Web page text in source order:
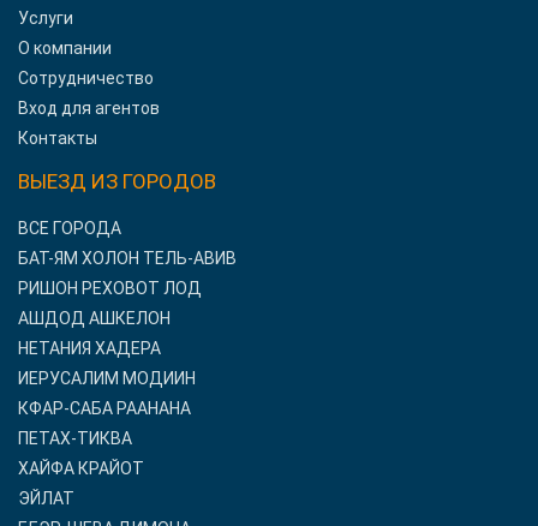
Услуги
О компании
Сотрудничество
Вход для агентов
Контакты
ВЫЕЗД ИЗ ГОРОДОВ
ВСЕ ГОРОДА
БАТ-ЯМ ХОЛОН ТЕЛЬ-АВИВ
РИШОН РЕХОВОТ ЛОД
АШДОД АШКЕЛОН
НЕТАНИЯ ХАДЕРА
ИЕРУСАЛИМ МОДИИН
КФАР-САБА РААНАНА
ПЕТАХ-ТИКВА
ХАЙФА КРАЙОТ
ЭЙЛАТ